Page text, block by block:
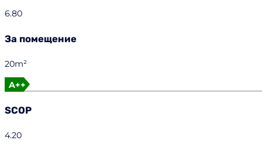
6.80
За помещение
20m²
A++
SCOP
4.20